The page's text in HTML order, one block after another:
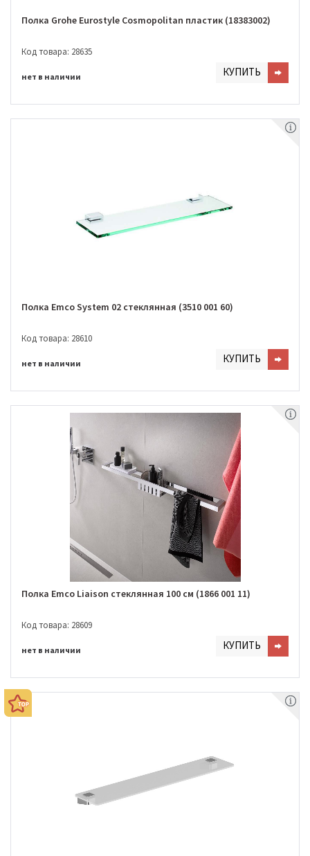
Полка Grohe Eurostyle Cosmopolitan пластик (18383002)
Код товара: 28635
нет в наличии КУПИТЬ
Полка Emco System 02 стеклянная (3510 001 60)
Код товара: 28610
нет в наличии КУПИТЬ
Полка Emco Liaison стеклянная 100 см (1866 001 11)
Код товара: 28609
нет в наличии КУПИТЬ